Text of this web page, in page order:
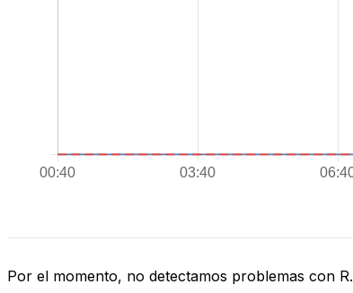
Por el momento, no detectamos problemas con R.